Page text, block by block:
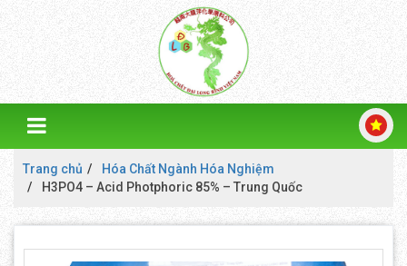
Trang chủ
Hóa Chất Ngành Hóa Nghiệm
H3PO4 – Acid Photphoric 85% – Trung Quốc